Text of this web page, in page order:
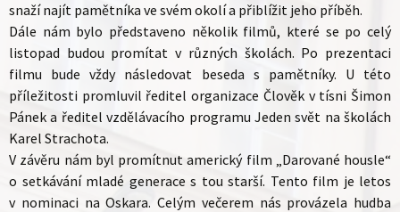
snaží najít pamětníka ve svém okolí a přiblížit jeho příběh.
Dále nám bylo představeno několik filmů, které se po celý
listopad budou promítat v různých školách. Po prezentaci
filmu bude vždy následovat beseda s pamětníky. U této
příležitosti promluvil ředitel organizace Člověk v tísni Šimon
Pánek a ředitel vzdělávacího programu Jeden svět na školách
Karel Strachota.
V závěru nám byl promítnut americký film „Darované housle“
o setkávání mladé generace s tou starší. Tento film je letos
v nominaci na Oskara. Celým večerem nás provázela hudba